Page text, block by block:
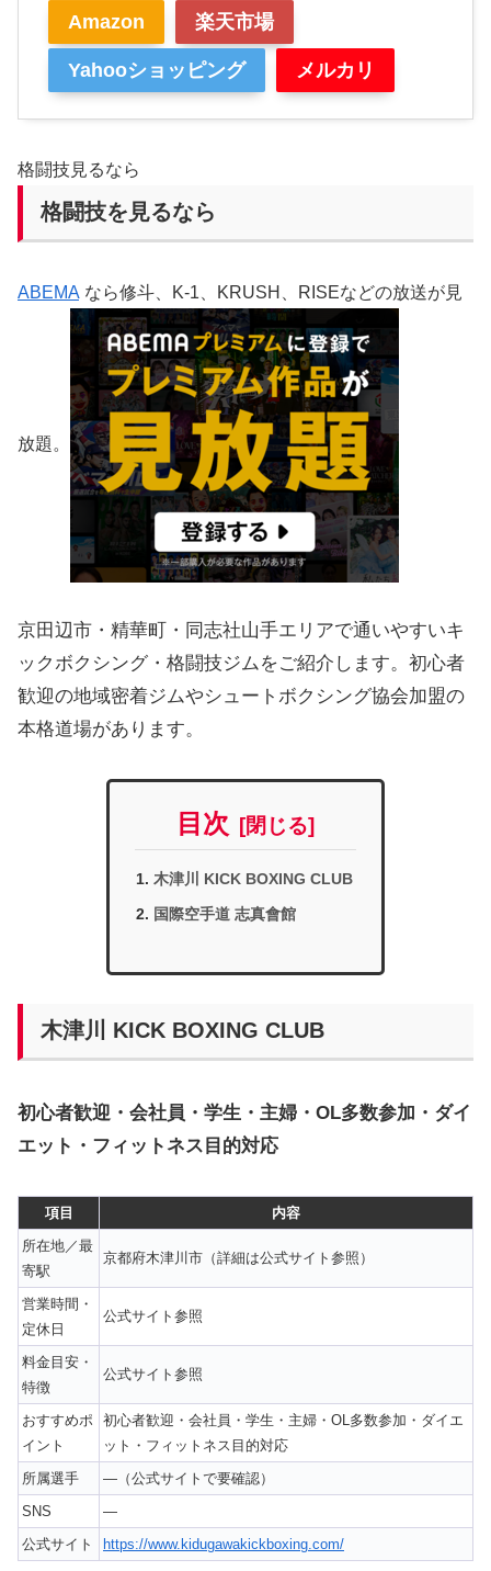
Amazon 楽天市場
Yahooショッピング メルカリ
格闘技見るなら
格闘技を見るなら
ABEMA なら修斗、K-1、KRUSH、RISEなどの放送が見
放題。
京田辺市・精華町・同志社山手エリアで通いやすいキ
ックボクシング・格闘技ジムをご紹介します。初心者
歓迎の地域密着ジムやシュートボクシング協会加盟の
本格道場があります。
目次
木津川 KICK BOXING CLUB
国際空手道 志真會館
木津川 KICK BOXING CLUB
初心者歓迎・会社員・学生・主婦・OL多数参加・ダイ
エット・フィットネス目的対応
項目
内容
所在地／最
寄駅
京都府木津川市（詳細は公式サイト参照）
営業時間・
定休日
公式サイト参照
料金目安・
特徴
公式サイト参照
おすすめポ
イント
初心者歓迎・会社員・学生・主婦・OL多数参加・ダイエ
ット・フィットネス目的対応
所属選手
—（公式サイトで要確認）
SNS
—
公式サイト
https://www.kidugawakickboxing.com/